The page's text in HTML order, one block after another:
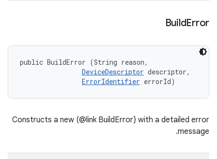
BuildError
public BuildError (String reason,
DeviceDescriptor descriptor,
ErrorIdentifier errorId)
Constructs a new (@link BuildError} with a detailed error
message.